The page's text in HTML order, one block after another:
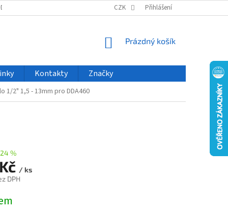
VELKOOBCHOD ČASTO KLADENÉ DOTAZY
CZK Přihlášení
NÁKUPNÍ
Prázdný košík
Kontakty Značky
1/2" 1,5 - 13mm pro DDA460
%
/ ks
DPH